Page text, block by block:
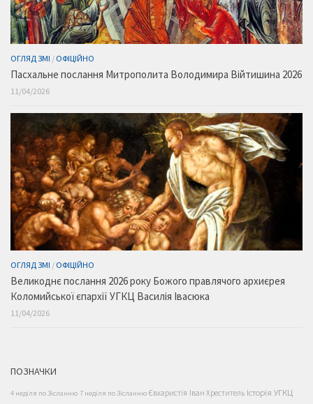
ОГЛЯД ЗМІ / ОФІЦІЙНО
Пасхальне послання Митрополита Володимира Війтишина 2026
11/04/2026
ОГЛЯД ЗМІ / ОФІЦІЙНО
Великоднє послання 2026 року Божого правлячого архиєрея
Коломийської єпархії УГКЦ Василія Івасюка
11/04/2026
ПОЗНАЧКИ
4 неділя по Зісланню 7 неділя по Зісланню Євхаристія Іван Хреститель Історія УГКЦ